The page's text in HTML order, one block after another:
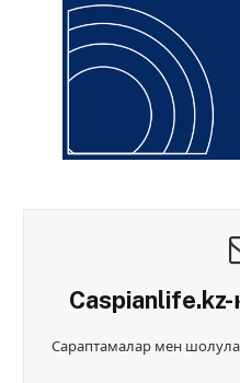
Сараптамалар мен